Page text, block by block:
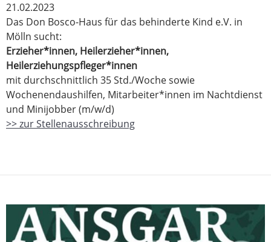
21.02.2023
Das Don Bosco-Haus für das behinderte Kind e.V. in
Mölln sucht:
Erzieher*innen, Heilerzieher*innen,
Heilerziehungspfleger*innen
mit durchschnittlich 35 Std./Woche sowie
Wochenendaushilfen, Mitarbeiter*innen im Nachtdienst
und Minijobber (m/w/d)
>> zur Stellenausschreibung